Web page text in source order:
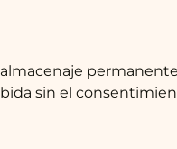
sin el